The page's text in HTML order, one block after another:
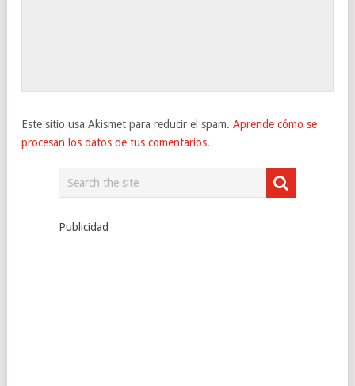
Este sitio usa Akismet para reducir el spam. Aprende cómo se
procesan los datos de tus comentarios.
Publicidad